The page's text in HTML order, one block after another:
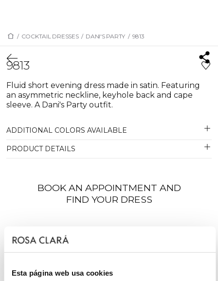
Esta página web usa cookies
/ COCKTAIL DRESSES / DANI'S PARTY / 9813
9813
Fluid short evening dress made in satin. Featuring
an asymmetric neckline, keyhole back and cape
sleeve. A Dani's Party outfit.
ADDITIONAL COLORS AVAILABLE
PRODUCT DETAILS
BOOK AN APPOINTMENT AND
FIND YOUR DRESS